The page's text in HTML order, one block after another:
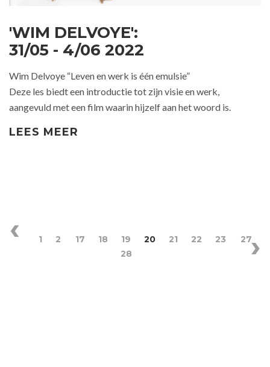
'WIM DELVOYE':
31/05 - 4/06 2022
Wim Delvoye “Leven en werk is één emulsie”
Deze les biedt een introductie tot zijn visie en werk,
aangevuld met een film waarin hijzelf aan het woord is.
LEES MEER
1 2 17 18 19 20 21 22 23
27
28